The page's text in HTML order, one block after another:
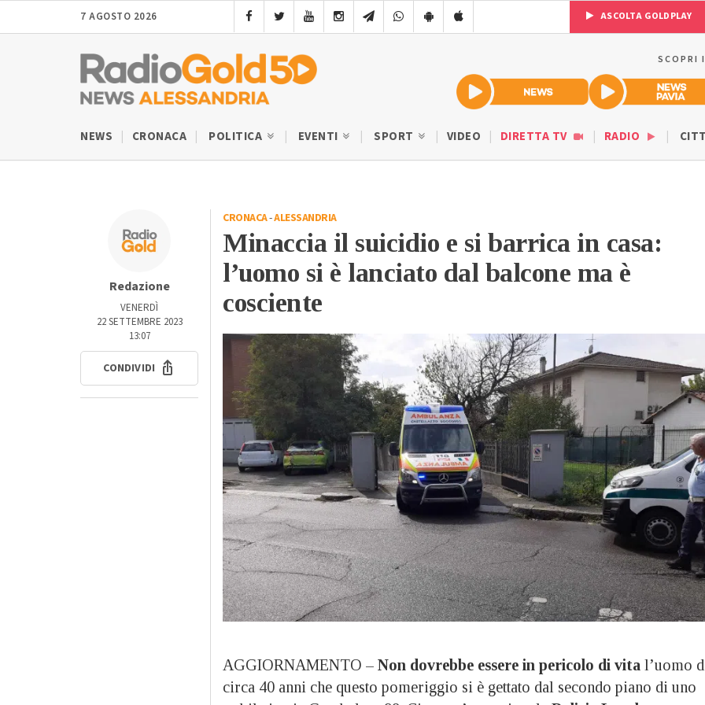
7 AGOSTO 2026 ASCOLTA GOLDPLAY
SCOPRI
NEWS CRONACA POLITICA EVENTI SPORT VIDEO DIRETTA TV RADIO
Redazione
VENERDÌ
22 SETTEMBRE 2023
13:07
CONDIVIDI
CRONACA-ALESSANDRIA
Minaccia il suicidio e si barrica in casa:
l’uomo si è lanciato dal balcone ma è
cosciente
AGGIORNAMENTO – Non dovrebbe essere in pericolo di vita l’uomo
circa 40 anni che questo pomeriggio si è gettato dal secondo piano di uno